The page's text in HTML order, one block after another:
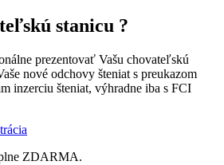
stanicu ?
prezentovať Vašu chovateľskú
nové odchovy šteniat s preukazom
inzerciu šteniat, výhradne iba s FCI
ZDARMA.